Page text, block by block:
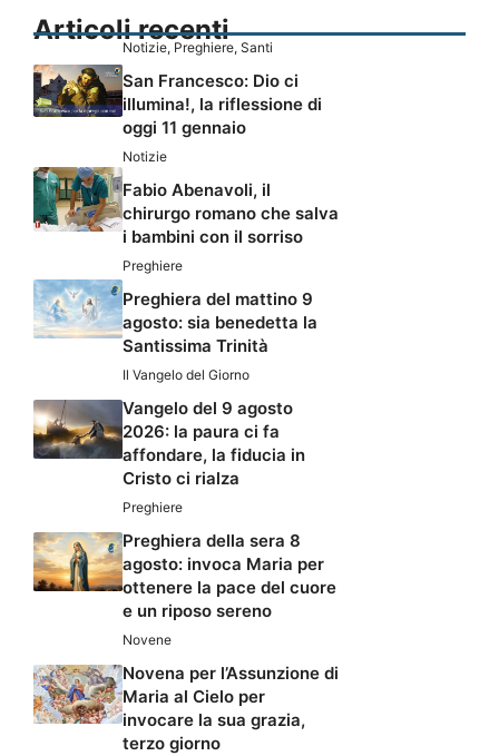
Articoli recenti
Notizie, Preghiere, Santi
San Francesco: Dio ci
illumina!, la riflessione di
oggi 11 gennaio
Notizie
Fabio Abenavoli, il
chirurgo romano che salva
i bambini con il sorriso
Preghiere
Preghiera del mattino 9
agosto: sia benedetta la
Santissima Trinità
Il Vangelo del Giorno
Vangelo del 9 agosto
2026: la paura ci fa
affondare, la fiducia in
Cristo ci rialza
Preghiere
Preghiera della sera 8
agosto: invoca Maria per
ottenere la pace del cuore
e un riposo sereno
Novene
Novena per l’Assunzione di
Maria al Cielo per
invocare la sua grazia,
terzo giorno